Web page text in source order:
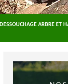
DESSOUCHAGE ARBRE ET